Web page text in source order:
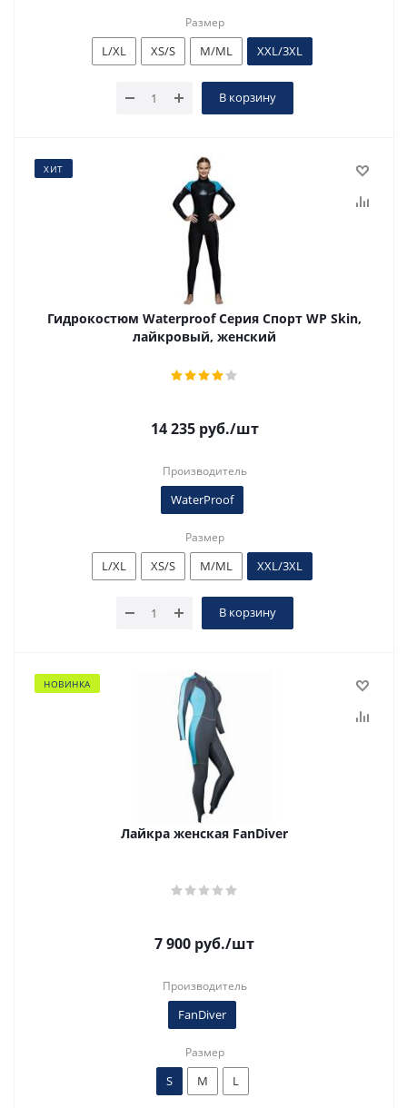
Размер
L/XL XS/S M/ML XXL/3XL
В корзину
ХИТ
Гидрокостюм Waterproof Серия Спорт WP Skin,
лайкровый, женский
14 235руб./шт
Производитель
WaterProof
Размер
L/XL XS/S M/ML XXL/3XL
В корзину
НОВИНКА
Лайкра женская FanDiver
7 900 руб./шт
Производитель
FanDiver
Размер
S M L